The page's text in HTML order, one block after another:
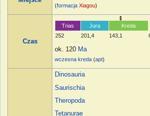
(formacja Xiagou)
Czas
Trias
252
Jura
201,4
Kreda
143,1
ok. 120 Ma
wczesna kreda (apt)
Dinosauria
Saurischia
Theropoda
Tetanurae